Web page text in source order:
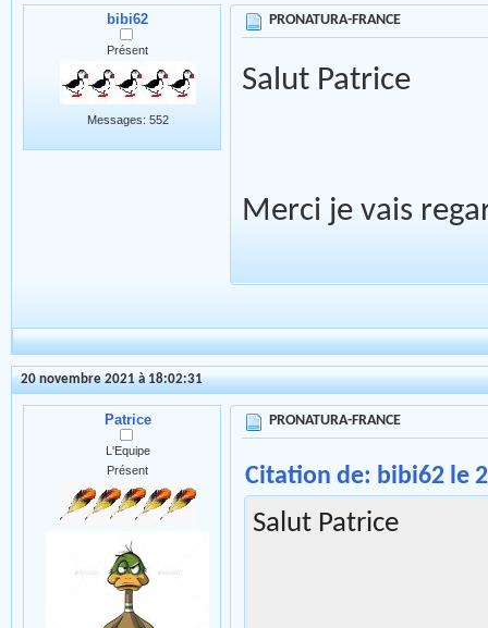
bibi62
Présent
Messages: 552
PRONATURA-FRANCE
Salut Patrice
Merci je vais
20 novembre 2021 à 18:02:31
Patrice
L'Equipe
Présent
PRONATURA-FRANCE
Citation de: bibi62 le
Salut Patrice